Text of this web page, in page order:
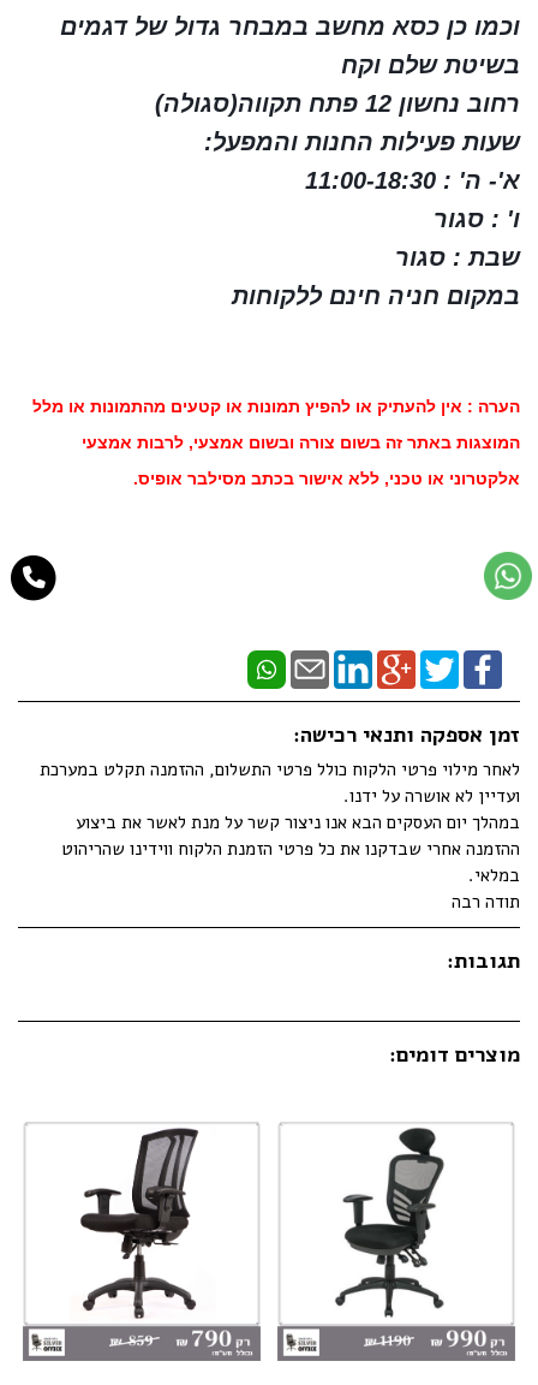
וכמו כן כסא מחשב במבחר גדול של דגמים
בשיטת שלם וקח
רחוב נחשון 12 פתח תקווה(סגולה)
שעות פעילות החנות והמפעל:
א'- ה' : 11:00-18:30
ו' : סגור
שבת : סגור
במקום חניה חינם ללקוחות
הערה : אין להעתיק או להפיץ תמונות או קטעים מהתמונות או מלל
המוצגות באתר זה בשום צורה ובשום אמצעי, לרבות אמצעי
אלקטרוני או טכני, ללא אישור בכתב מסילבר אופיס.
זמן אספקה ותנאי רכישה:
לאחר מילוי פרטי הלקוח כולל פרטי התשלום, ההזמנה תקלט במערכת
ועדיין לא אושרה על ידנו.
במהלך יום העסקים הבא אנו ניצור קשר על מנת לאשר את ביצוע
ההזמנה אחרי שבדקנו את כל פרטי הזמנת הלקוח ווידינו שהריהוט
במלאי.
תודה רבה
תגובות:
מוצרים דומים: